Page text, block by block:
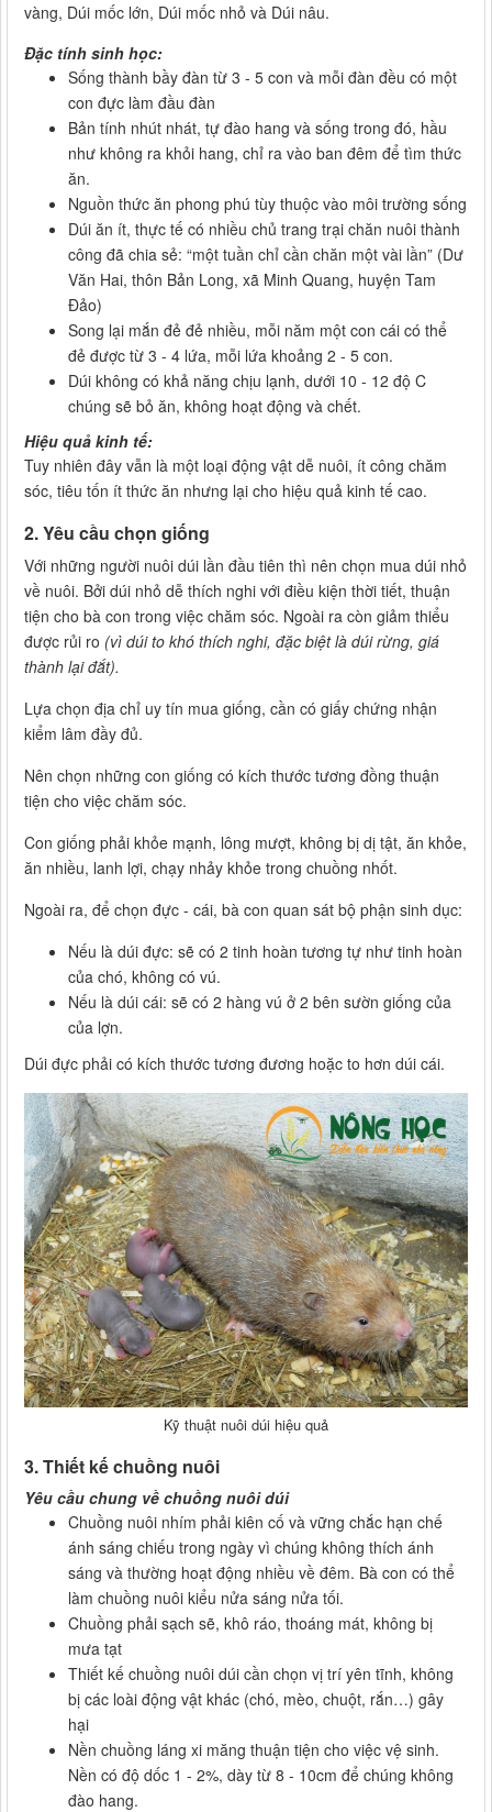
vàng, Dúi mốc lớn, Dúi mốc nhỏ và Dúi nâu.
Đặc tính sinh học:
Sống thành bầy đàn từ 3 - 5 con và mỗi đàn đều có một
con đực làm đầu đàn
Bản tính nhút nhát, tự đào hang và sống trong đó, hầu
như không ra khỏi hang, chỉ ra vào ban đêm để tìm thức
ăn.
Nguồn thức ăn phong phú tùy thuộc vào môi trường sống
Dúi ăn ít, thực tế có nhiều chủ trang trại chăn nuôi thành
công đã chia sẻ: “một tuần chỉ cần chăn một vài lần” (Dư
Văn Hai, thôn Bản Long, xã Minh Quang, huyện Tam
Đảo)
Song lại mắn đẻ đẻ nhiều, mỗi năm một con cái có thể
đẻ được từ 3 - 4 lứa, mỗi lứa khoảng 2 - 5 con.
Dúi không có khả năng chịu lạnh, dưới 10 - 12 độ C
chúng sẽ bỏ ăn, không hoạt động và chết.
Hiệu quả kinh tế:
Tuy nhiên đây vẫn là một loại động vật dễ nuôi, ít công chăm
sóc, tiêu tốn ít thức ăn nhưng lại cho hiệu quả kinh tế cao.
2. Yêu cầu chọn giống
Với những người nuôi dúi lần đầu tiên thì nên chọn mua dúi nhỏ
về nuôi. Bởi dúi nhỏ dễ thích nghi với điều kiện thời tiết, thuận
tiện cho bà con trong việc chăm sóc. Ngoài ra còn giảm thiểu
được rủi ro (vì dúi to khó thích nghi, đặc biệt là dúi rừng, giá
thành lại đắt).
Lựa chọn địa chỉ uy tín mua giống, cần có giấy chứng nhận
kiểm lâm đầy đủ.
Nên chọn những con giống có kích thước tương đồng thuận
tiện cho việc chăm sóc.
Con giống phải khỏe mạnh, lông mượt, không bị dị tật, ăn khỏe,
ăn nhiều, lanh lợi, chạy nhảy khỏe trong chuồng nhốt.
Ngoài ra, để chọn đực - cái, bà con quan sát bộ phận sinh dục:
Nếu là dúi đực: sẽ có 2 tinh hoàn tương tự như tinh hoàn
của chó, không có vú.
Nếu là dúi cái: sẽ có 2 hàng vú ở 2 bên sườn giống của
của lợn.
Dúi đực phải có kích thước tương đương hoặc to hơn dúi cái.
Kỹ thuật nuôi dúi hiệu quả
3. Thiết kế chuồng nuôi
Yêu cầu chung về chuồng nuôi dúi
Chuồng nuôi nhím phải kiên cố và vững chắc hạn chế
ánh sáng chiếu trong ngày vì chúng không thích ánh
sáng và thường hoạt động nhiều về đêm. Bà con có thể
làm chuồng nuôi kiểu nửa sáng nửa tối.
Chuồng phải sạch sẽ, khô ráo, thoáng mát, không bị
mưa tạt
Thiết kế chuồng nuôi dúi cần chọn vị trí yên tĩnh, không
bị các loài động vật khác (chó, mèo, chuột, rắn…) gây
hại
Nền chuồng láng xi măng thuận tiện cho việc vệ sinh.
Nền có độ dốc 1 - 2%, dày từ 8 - 10cm để chúng không
đào hang.